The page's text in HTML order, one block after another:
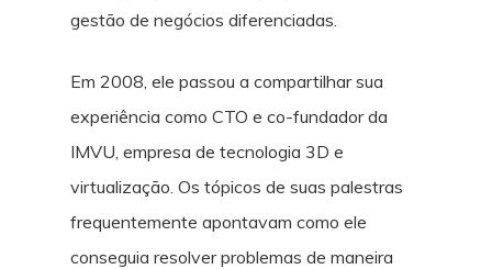
gestão de negócios diferenciadas.
Em 2008, ele passou a compartilhar sua
experiência como CTO e co-fundador da
IMVU, empresa de tecnologia 3D e
virtualização. Os tópicos de suas palestras
frequentemente apontavam como ele
conseguia resolver problemas de maneira